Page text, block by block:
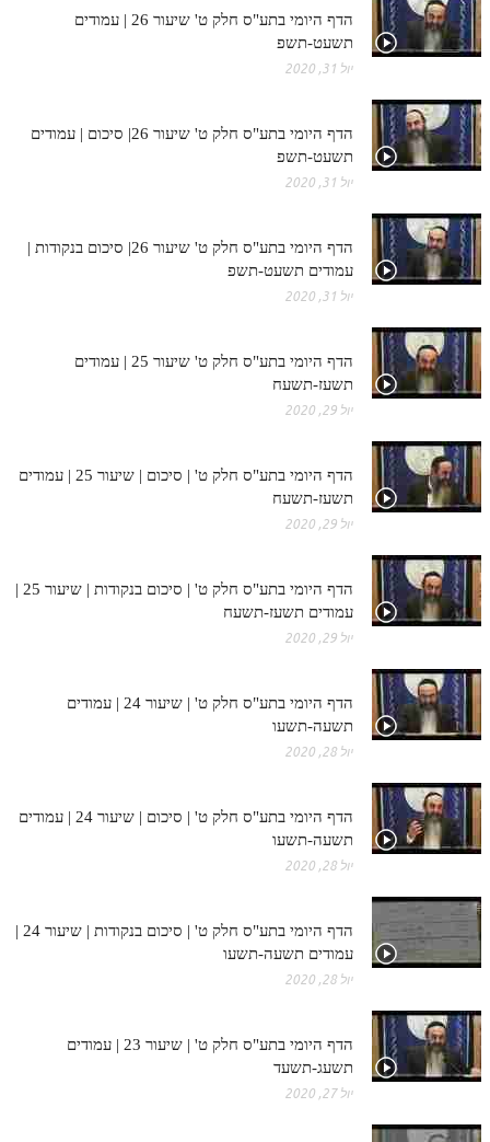
הדף היומי בתע"ס חלק ט' שיעור 26 | עמודים
תשעט-תשפ
יול 31, 2020
הדף היומי בתע"ס חלק ט' שיעור 26| סיכום | עמודים
תשעט-תשפ
יול 31, 2020
הדף היומי בתע"ס חלק ט' שיעור 26| סיכום בנקודות |
עמודים תשעט-תשפ
יול 31, 2020
הדף היומי בתע"ס חלק ט' שיעור 25 | עמודים
תשעז-תשעח
יול 29, 2020
הדף היומי בתע"ס חלק ט' | סיכום | שיעור 25 | עמודים
תשעז-תשעח
יול 29, 2020
הדף היומי בתע"ס חלק ט' | סיכום בנקודות | שיעור 25 |
עמודים תשעז-תשעח
יול 29, 2020
הדף היומי בתע"ס חלק ט' | שיעור 24 | עמודים
תשעה-תשעו
יול 28, 2020
הדף היומי בתע"ס חלק ט' | סיכום | שיעור 24 | עמודים
תשעה-תשעו
יול 28, 2020
הדף היומי בתע"ס חלק ט' | סיכום בנקודות | שיעור 24 |
עמודים תשעה-תשעו
יול 28, 2020
הדף היומי בתע"ס חלק ט' | שיעור 23 | עמודים
תשעג-תשעד
יול 27, 2020